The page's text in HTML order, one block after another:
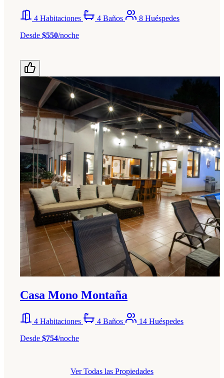
4 Habitaciones 4 Baños
8 Huéspedes
Desde $550/noche
Casa Mono Montaña
4 Habitaciones 4 Baños
14 Huéspedes
Desde $754/noche
Ver Todas las Propiedades